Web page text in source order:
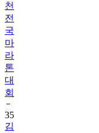
천
전
국
마
라
톤
대
회
35
김